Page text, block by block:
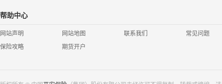
帮助中心
网站声明 网站地图 联系我们
常见问题
保险攻略
期货开户